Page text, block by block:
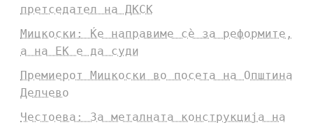
претседател на ДКСК
Мицкоски: Ќе направиме сè за реформите,
а на ЕК е да суди
Премиерот Мицкоски во посета на Општина
Делчево
Честоева: За металната конструкција на